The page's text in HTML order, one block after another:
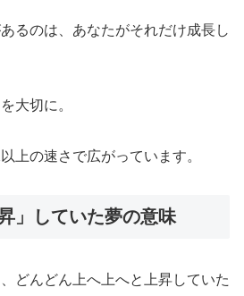
るのは、あなたがそれだけ成長し
大切に。
上の速さで広がっています。
」していた夢の意味
どんどん上へ上へと上昇していた